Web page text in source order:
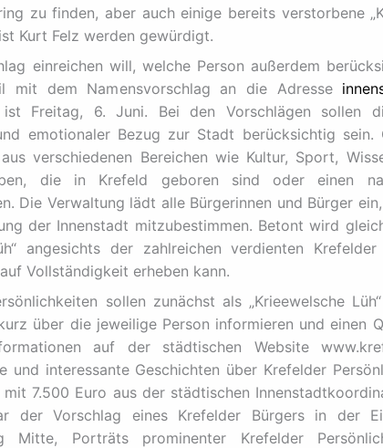
zu finden, aber auch einige bereits verstorbene
Kurt Felz werden gewürdigt.
einreichen will, welche Person außerdem
mit dem Namensvorschlag an die Adresse
ist Freitag, 6. Juni. Bei den Vorschlägen sollen
emotionaler Bezug zur Stadt berücksichtig sein.
verschiedenen Bereichen wie Kultur, Sport,
die in Krefeld geboren sind oder einen
Die Verwaltung lädt alle Bürgerinnen und Bürger
der Innenstadt mitzubestimmen. Betont wird
angesichts der zahlreichen verdienten
Vollständigkeit erheben kann.
sollen zunächst als „Krieewelsche
über die jeweilige Person informieren und einen
auf der städtischen Website
und interessante Geschichten über Krefelder
7.500 Euro aus der städtischen
der Vorschlag eines Krefelder Bürgers in der
Mitte, Porträts prominenter Krefelder